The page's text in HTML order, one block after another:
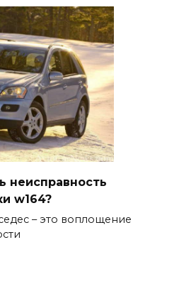
неисправность
w164?
– это воплощение